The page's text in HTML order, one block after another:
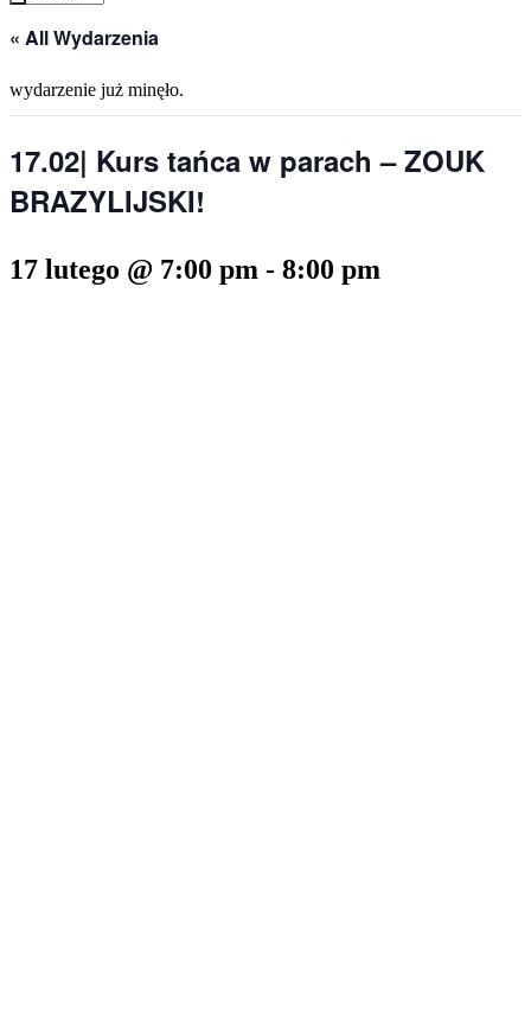
« All Wydarzenia
wydarzenie już minęło.
17.02| Kurs tańca w parach – ZOUK
BRAZYLIJSKI!
17 lutego @ 7:00 pm - 8:00 pm